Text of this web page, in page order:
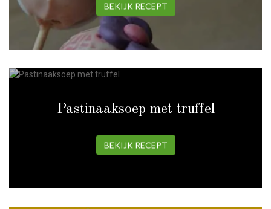
BEKIJK RECEPT
Pastinaaksoep met truffel
BEKIJK RECEPT